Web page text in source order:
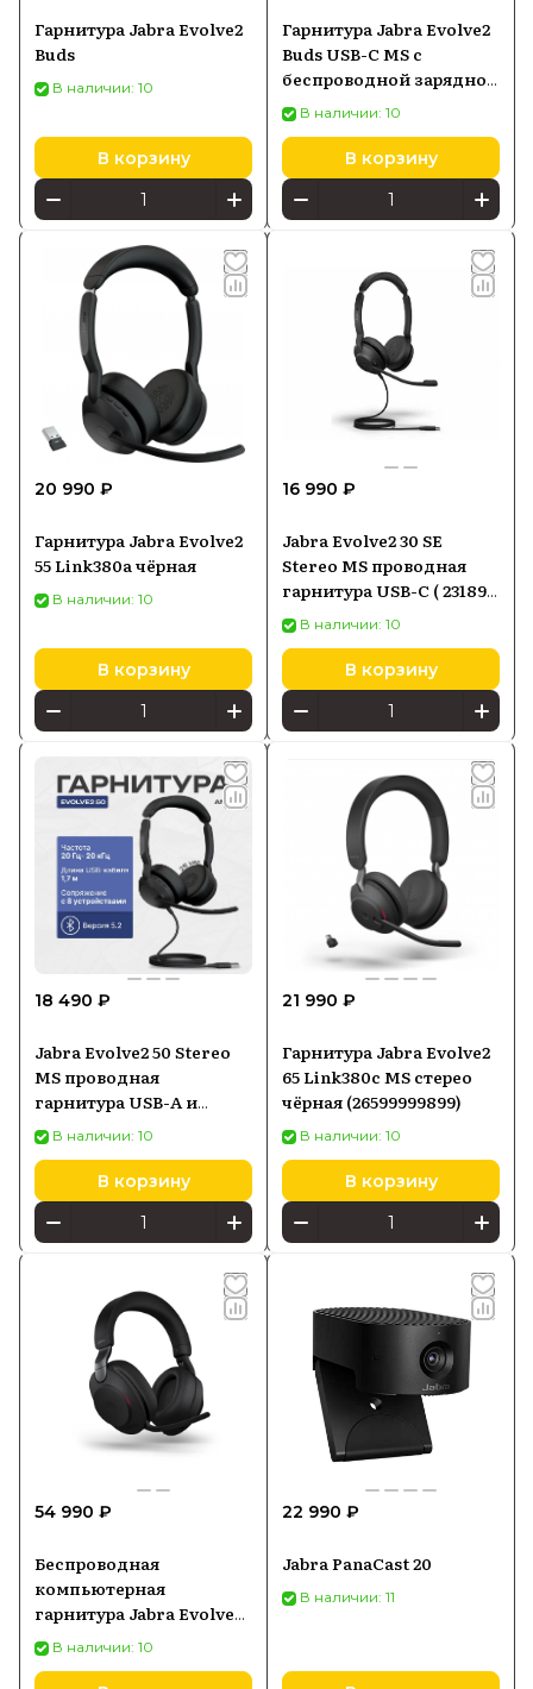
Гарнитура Jabra Evolve2
Buds
В наличии: 10
В корзину
Гарнитура Jabra Evolve2
Buds USB-C MS с
беспроводной зарядной
подставкой
В наличии: 10
В корзину
20 990 ₽
Гарнитура Jabra Evolve2
55 Link380a чёрная
В наличии: 10
В корзину
16 990 ₽
Jabra Evolve2 30 SE
Stereo MS проводная
гарнитура USB-C ( 23189-
999-879 )
В наличии: 10
В корзину
18 490 ₽
Jabra Evolve2 50 Stereo
MS проводная
гарнитура USB-A и
Bluetooth ( 25089-999-999
)
В наличии: 10
В корзину
21 990 ₽
Гарнитура Jabra Evolve2
65 Link380c MS стерео
чёрная (26599999899)
В наличии: 10
В корзину
54 990 ₽
Беспроводная
компьютерная
гарнитура Jabra Evolve2
85 Link380c UC Stereo
Stand, черный
В наличии: 10
22 990 ₽
Jabra PanaCast 20
В наличии: 11